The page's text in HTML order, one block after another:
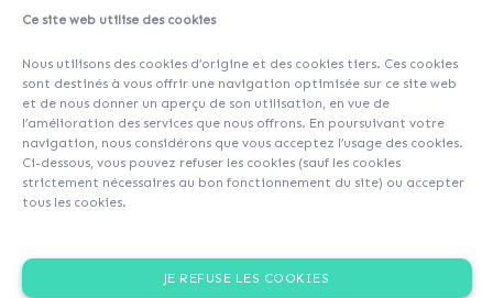
Ce site web utilise des cookies
Nous utilisons des cookies d’origine et des cookies tiers. Ces cookies
sont destinés à vous offrir une navigation optimisée sur ce site web
et de nous donner un aperçu de son utilisation, en vue de
l’amélioration des services que nous offrons. En poursuivant votre
navigation, nous considérons que vous acceptez l’usage des cookies.
Ci-dessous, vous pouvez refuser les cookies (sauf les cookies
strictement nécessaires au bon fonctionnement du site) ou accepter
tous les cookies.
JE REFUSE LES COOKIES